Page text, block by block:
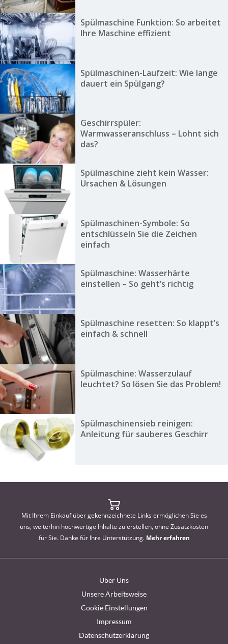
Spülmaschine Funktion: So arbeitet
Ihre Maschine effizient
Spülmaschinen-Laufzeit: Wie lange
dauert ein Spülgang?
Geschirrspüler:
Warmwasseranschluss – Lohnt sich
das?
Spülmaschine zieht kein Wasser:
Ursachen & Lösungen
Spülmaschinen-Symbole: So
entschlüsseln Sie die Zeichen
einfach
Spülmaschine: Wasserhärte
einstellen – So geht’s richtig
Spülmaschine resetten: So klappt’s
einfach & schnell
Spülmaschine: Wasserzulauf
leuchtet? So lösen Sie das Problem!
Spülmaschinensieb reinigen:
Anleitung für sauberes Geschirr
Mit Ihrem Einkauf über gekennzeichnete Links ermöglichen Sie es
uns, weiterhin hochwertige Inhalte zu erstellen, ohne Zusatzkosten
für Sie. Danke für Ihre Unterstützung. Mehr erfahren
Über Uns
Unsere Arbeitsweise
Cookie Einstellungen
Impressum
Datenschutzerklärung